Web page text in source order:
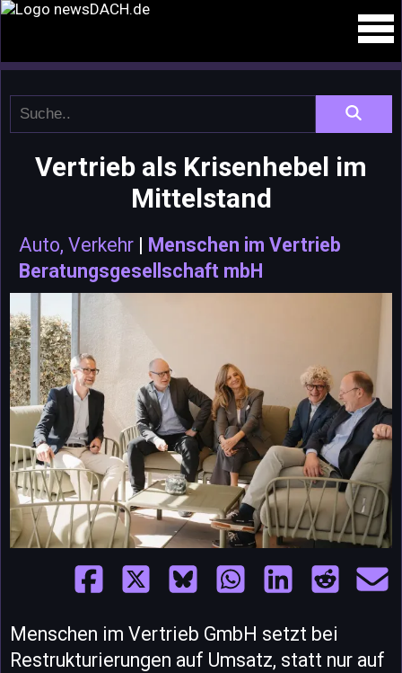
Vertrieb als Krisenhebel im
Mittelstand
Auto, Verkehr | Menschen im Vertrieb
Beratungsgesellschaft mbH
Menschen im Vertrieb GmbH setzt bei
Restrukturierungen auf Umsatz, statt nur auf